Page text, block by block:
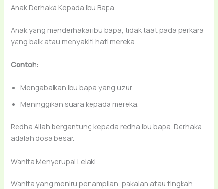
Anak Derhaka Kepada Ibu Bapa
Anak yang menderhakai ibu bapa, tidak taat pada perkara
yang baik atau menyakiti hati mereka.
Contoh:
Mengabaikan ibu bapa yang uzur.
Meninggikan suara kepada mereka.
Redha Allah bergantung kepada redha ibu bapa. Derhaka
adalah dosa besar.
Wanita Menyerupai Lelaki
Wanita yang meniru penampilan, pakaian atau tingkah